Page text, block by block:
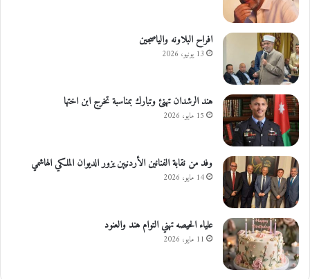
افراح البلاونه والياصجين
13 يونيو، 2026
هند الرشدان تهنئ وتبارك بمناسبة تخرج ابن اختها
15 مايو، 2026
وفد من نقابة الفنانين الأردنيين يزور الديوان الملكي الهاشمي
14 مايو، 2026
علياء الحيصه تهني التوام هند والعنود
11 مايو، 2026